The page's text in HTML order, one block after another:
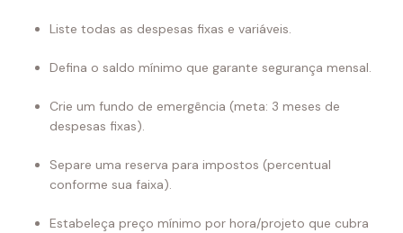
Liste todas as despesas fixas e variáveis.
Defina o saldo mínimo que garante segurança mensal.
Crie um fundo de emergência (meta: 3 meses de
despesas fixas).
Separe uma reserva para impostos (percentual
conforme sua faixa).
Estabeleça preço mínimo por hora/projeto que cubra